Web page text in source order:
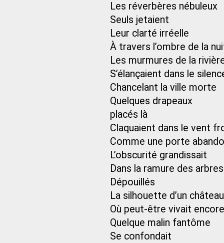
Les réverbères nébuleux
Seuls jetaient
Leur clarté irréelle
À travers l’ombre de la
Les murmures de la
S’élançaient dans le
Chancelant la ville morte
Quelques drapeaux
placés là
Claquaient dans le vent
Comme une porte
L’obscurité grandissait
Dans la ramure des arbres
Dépouillés
La silhouette d’un château
Où peut-être vivait encore
Quelque malin fantôme
Se confondait